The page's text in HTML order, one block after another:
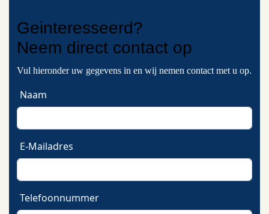
Geinteresseerd?
Neem direct contact op
Vul hieronder uw gegevens in en wij nemen contact met u op.
Naam
E-Mailadres
Telefoonnummer